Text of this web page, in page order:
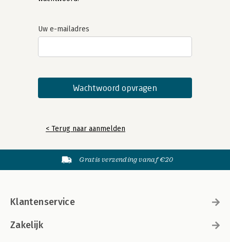
Uw e-mailadres
< Terug naar aanmelden
Gratis verzending vanaf €20
Klantenservice
Zakelijk